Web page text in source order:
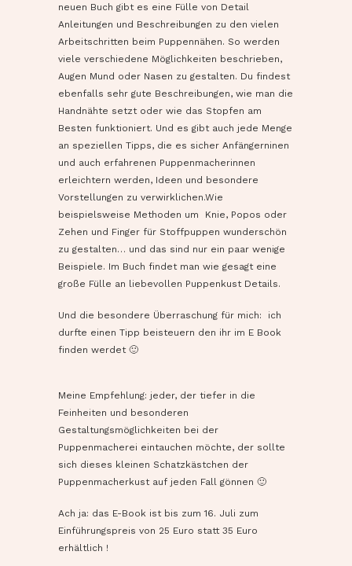
neuen Buch gibt es eine Fülle von Detail
Anleitungen und Beschreibungen zu den vielen
Arbeitschritten beim Puppennähen. So werden
viele verschiedene Möglichkeiten beschrieben,
Augen Mund oder Nasen zu gestalten. Du findest
ebenfalls sehr gute Beschreibungen, wie man die
Handnähte setzt oder wie das Stopfen am
Besten funktioniert. Und es gibt auch jede Menge
an speziellen Tipps, die es sicher Anfängerninen
und auch erfahrenen Puppenmacherinnen
erleichtern werden, Ideen und besondere
Vorstellungen zu verwirklichen.Wie
beispielsweise Methoden um Knie, Popos oder
Zehen und Finger für Stoffpuppen wunderschön
zu gestalten… und das sind nur ein paar wenige
Beispiele. Im Buch findet man wie gesagt eine
große Fülle an liebevollen Puppenkust Details.
Und die besondere Überraschung für mich: ich
durfte einen Tipp beisteuern den ihr im E Book
finden werdet 🙂
Meine Empfehlung: jeder, der tiefer in die
Feinheiten und besonderen
Gestaltungsmöglichkeiten bei der
Puppenmacherei eintauchen möchte, der sollte
sich dieses kleinen Schatzkästchen der
Puppenmacherkust auf jeden Fall gönnen 🙂
Ach ja: das E-Book ist bis zum 16. Juli zum
Einführungspreis von 25 Euro statt 35 Euro
erhältlich !